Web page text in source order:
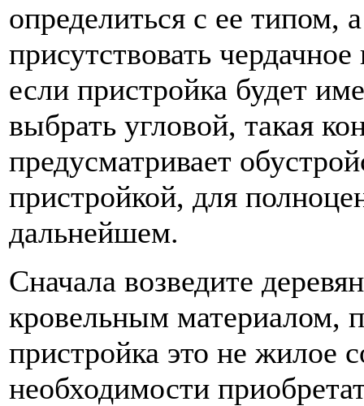
определиться с ее типом,
присутствовать
если пристройка будет
выбрать угловой, такая
предусматривает
пристройкой, для
дальнейшем.
Сначала возведите
кровельным материалом,
пристройка это не жилое
необходимости